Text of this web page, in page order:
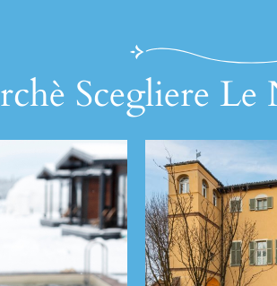
Scegliere